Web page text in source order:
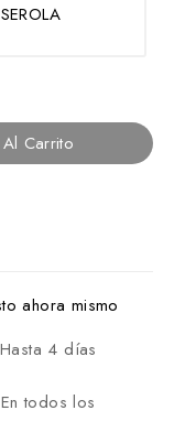
Carrito
ahora mismo
Hasta 4 días
En todos los